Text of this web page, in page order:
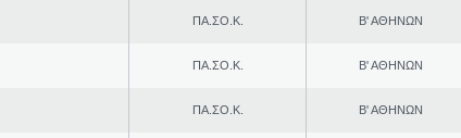
ΠΑ.ΣΟ.Κ. Β' ΑΘΗΝΩΝ
ΠΑ.ΣΟ.Κ. Β' ΑΘΗΝΩΝ
ΠΑ.ΣΟ.Κ. Β' ΑΘΗΝΩΝ